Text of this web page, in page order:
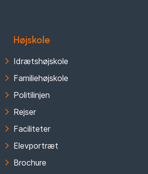
Højskole
Idrætshøjskole
Familiehøjskole
Politilinjen
Rejser
Faciliteter
Elevportræt
Brochure